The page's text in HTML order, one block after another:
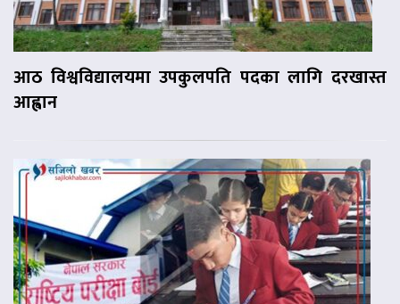
आठ विश्वविद्यालयमा उपकुलपति पदका लागि दरखास्त
आह्वान